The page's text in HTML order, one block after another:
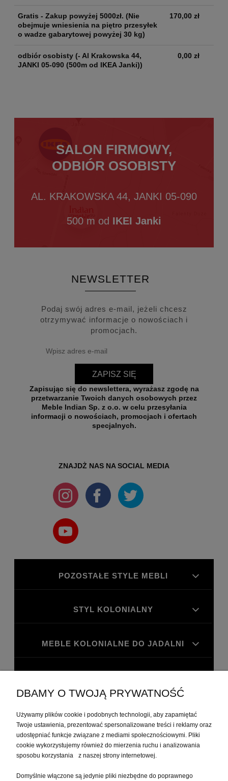
Gratis - Zakup powyżej 5000zł. (Nie
obejmuje wniesienia na piętro przesyłek
o wadze gabarytowej powyżej 30 kg)
170,00 zł
odbiór osobisty (- Al Krakowska 44,
JANKI 05-090 (500m od IKEA Janki))
0,00 zł
SALON FIRMOWY,
ODBIÓR OSOBISTY
AL. KRAKOWSKA 44, JANKI 05-090
500 m od IKEI Janki
NEWSLETTER
Podaj swój adres e-mail, jeżeli chcesz
otrzymywać informacje o nowościach i
promocjach.
ZAPISZ SIĘ
Zapisując się do newslettera, wyrażasz zgodę na
przetwarzanie Twoich danych osobowych przez
Meble Indian Sp. z o.o. w celu przesyłania
informacji o nowościach, promocjach i ofertach
specjalnych.
ZNAJDŻ NAS NA SOCIAL MEDIA
POZOSTAŁE STYLE MEBLI
STYL KOLONIALNY
MEBLE KOLONIALNE DO JADALNI
MOJE KONTO
PŁATNOŚCI I DOSTAWA
INFORMACJE
DBAMY O TWOJĄ PRYWATNOŚĆ
Używamy plików cookie i podobnych technologii, aby zapamiętać
Twoje ustawienia, prezentować spersonalizowane treści i reklamy oraz
udostępniać funkcje związane z mediami społecznościowymi. Pliki
cookie wykorzystujemy również do mierzenia ruchu i analizowania
sposobu korzystania z naszej strony internetowej.
Domyślnie włączone są jedynie pliki niezbędne do poprawnego